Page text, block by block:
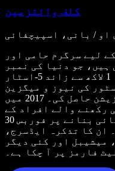
کلف وائتزمین
او / بانی، اسپیچفائی
لیے سرگرم حامی اور
ہیں، جو دنیا کی نمبر
1 ٹیکسٹ ٹو اسپیچ ایپ ہے۔ 1 لاکھ سے زائد 5-اسٹار
کی نیوز و میگزین
کیٹیگری میں پہلی پوزیشن حاصل کی۔ 2017 میں
رکھنے والے افراد کے
لیے انٹرنیٹ کو زیادہ قابلِ رسائی بنانے پر فوربس 30
ان کا تذکرہ ایڈسرج،
میشیبل اور کئی دیگر
فارمز پر آ چکا ہے۔